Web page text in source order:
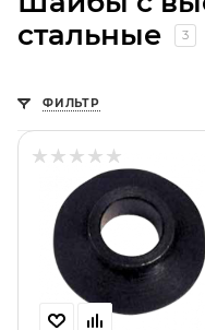
стальные
3
ФИЛЬТР